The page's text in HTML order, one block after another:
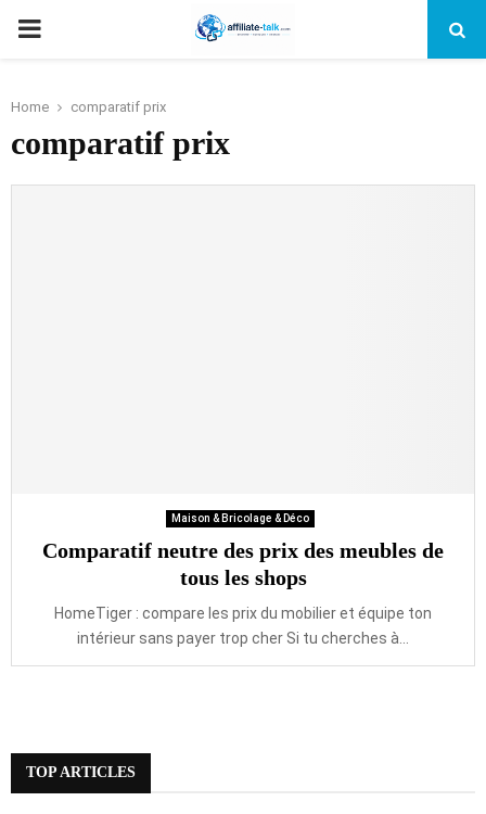
PRIMARY
Home comparatif prix
comparatif prix
Maison & Bricolage & Déco
Comparatif neutre des prix des meubles de
tous les shops
HomeTiger : compare les prix du mobilier et équipe ton
intérieur sans payer trop cher Si tu cherches à...
TOP ARTICLES